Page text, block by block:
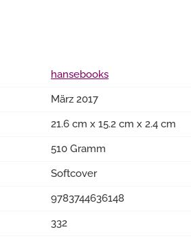
hansebooks
März 2017
21.6 cm x 15.2 cm x 2.4 cm
510 Gramm
Softcover
9783744636148
332